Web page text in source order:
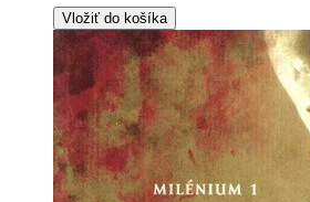
Vložiť do košíka